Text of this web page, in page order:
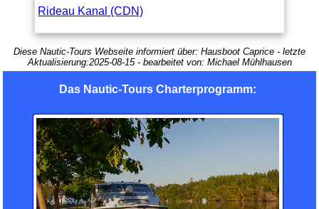
Rideau Kanal (CDN)
Diese Nautic-Tours Webseite informiert über: Hausboot Caprice - letzte
Aktualisierung:2025-08-15- bearbeitet von: Michael Mühlhausen
Das Nautic-Tours Charterprogramm: